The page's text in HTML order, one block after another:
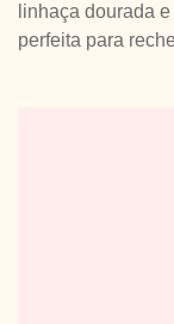
linhaça dourada
perfeita para